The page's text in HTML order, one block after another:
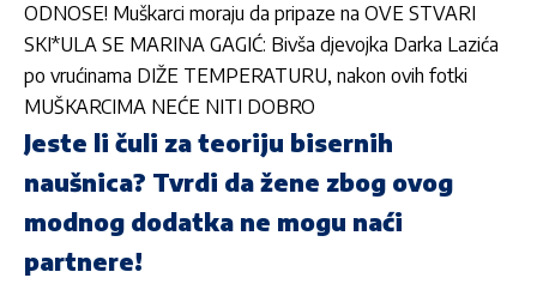
ODNOSE! Muškarci moraju da pripaze na OVE STVARI
SKI*ULA SE MARINA GAGIĆ: Bivša djevojka Darka Lazića
po vrućinama DIŽE TEMPERATURU, nakon ovih fotki
MUŠKARCIMA NEĆE NITI DOBRO
Jeste li čuli za teoriju bisernih
naušnica? Tvrdi da žene zbog ovog
modnog dodatka ne mogu naći
partnere!